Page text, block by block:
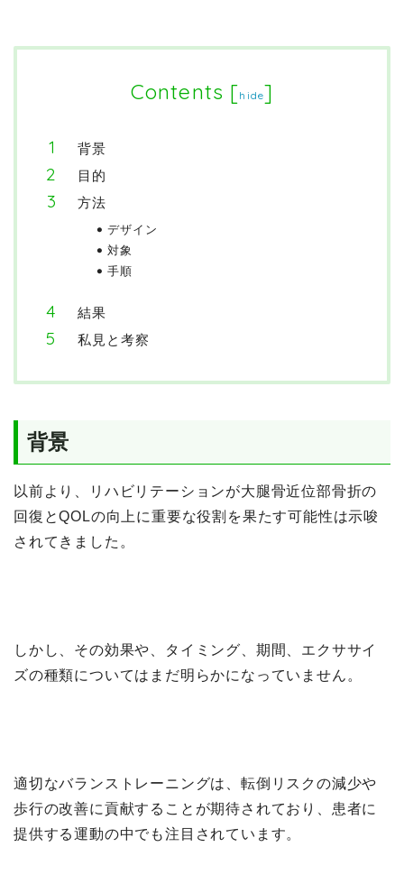
Contents [hide]
背景
目的
方法
デザイン
対象
手順
結果
私見と考察
背景
以前より、リハビリテーションが大腿骨近位部骨折の
回復とQOLの向上に重要な役割を果たす可能性は示唆
されてきました。
しかし、その効果や、タイミング、期間、エクササイ
ズの種類についてはまだ明らかになっていません。
適切なバランストレーニングは、転倒リスクの減少や
歩行の改善に貢献することが期待されており、患者に
提供する運動の中でも注目されています。